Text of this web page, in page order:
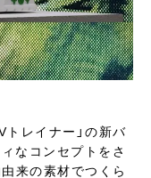
トレイナー」の新バ
なコンセプトをさ
来の素材でつくら